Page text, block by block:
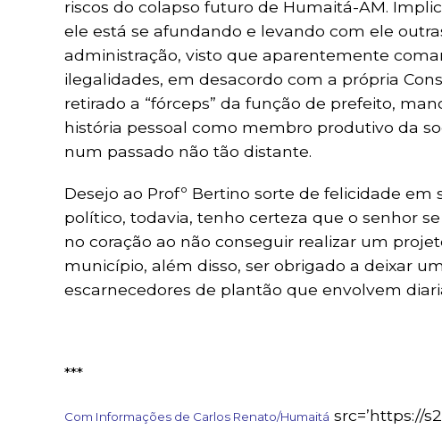
riscos do colapso futuro de Humaitá-AM.
ele está se afundando e levando com ele
administração, visto que aparentemente
ilegalidades, em desacordo com a própria
retirado a “fórceps” da função de prefeito,
história pessoal como membro produtivo da
num passado não tão distante.
Desejo ao Profº Bertino sorte de felicidade
político, todavia, tenho certeza que o senhor
no coração ao não conseguir realizar um
município, além disso, ser obrigado a deixar
escarnecedores de plantão que envolvem
***
Com Informações de Carlos Renato/Humaitá src=’https://